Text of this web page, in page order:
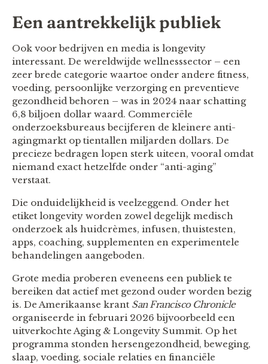
Een aantrekkelijk publiek
Ook voor bedrijven en media is longevity
interessant. De wereldwijde wellnesssector – een
zeer brede categorie waartoe onder andere fitness,
voeding, persoonlijke verzorging en preventieve
gezondheid behoren – was in 2024 naar schatting
6,8 biljoen dollar waard. Commerciële
onderzoeksbureaus becijferen de kleinere anti-
agingmarkt op tientallen miljarden dollars. De
precieze bedragen lopen sterk uiteen, vooral omdat
niemand exact hetzelfde onder “anti-aging”
verstaat.
Die onduidelijkheid is veelzeggend. Onder het
etiket longevity worden zowel degelijk medisch
onderzoek als huidcrèmes, infusen, thuistesten,
apps, coaching, supplementen en experimentele
behandelingen aangeboden.
Grote media proberen eveneens een publiek te
bereiken dat actief met gezond ouder worden bezig
is. De Amerikaanse krant San Francisco Chronicle
organiseerde in februari 2026 bijvoorbeeld een
uitverkochte Aging & Longevity Summit. Op het
programma stonden hersengezondheid, beweging,
slaap, voeding, sociale relaties en financiële